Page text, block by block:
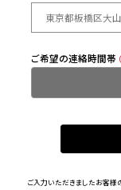
ご希望の連絡時間帯
ご入力いただきましたお客様